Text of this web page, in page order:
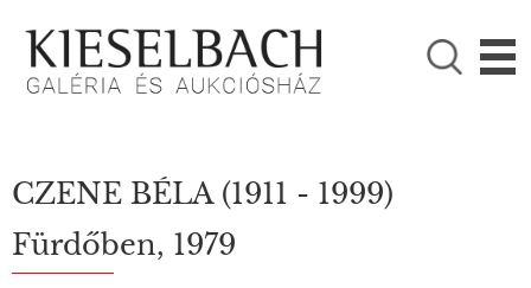

KÉRJÜK VÁLASSZON!
Festmények
CZENE BÉLA (1911 - 1999)
Fürdőben, 1979